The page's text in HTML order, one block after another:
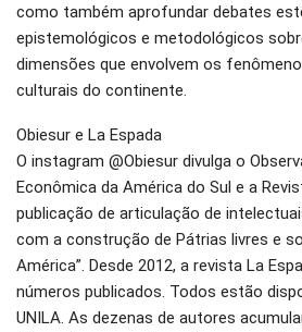
como também aprofundar debates
epistemológicos e metodológicos
dimensões que envolvem os
culturais do continente.
Obiesur e La Espada
O instagram @Obiesur divulga o
Econômica da América do Sul e a
publicação de articulação de
com a construção de Pátrias livres e
América”. Desde 2012, a revista La
números publicados. Todos estão
UNILA. As dezenas de autores